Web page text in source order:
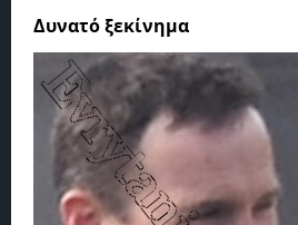
Δυνατό ξεκίνημα